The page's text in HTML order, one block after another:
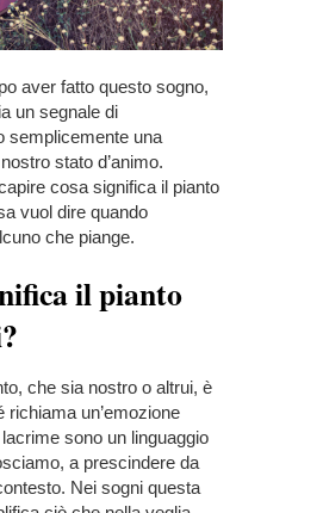
aver fatto questo sogno,
un segnale di
semplicemente una
stato d’animo.
cosa significa il pianto
vuol dire quando
che piange.
il pianto
che sia nostro o altrui, è
richiama un’emozione
sono un linguaggio
a prescindere da
Nei sogni questa